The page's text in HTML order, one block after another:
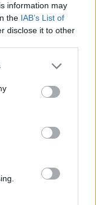
information may
the IAB’s List of
disclose it to other
Quiz wiedzy o Polsce